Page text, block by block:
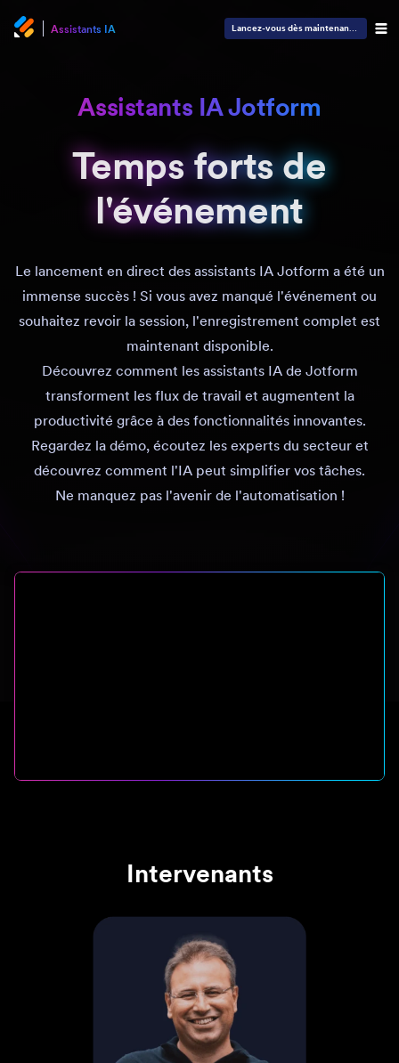
Assistants IA Lancez-vous dès maintenant— C'est
Assistants IA Jotform
Temps forts de
l'événement
Temps forts de
l'événement
Le lancement en direct des assistants IA Jotform a été un
immense succès ! Si vous avez manqué l'événement ou
souhaitez revoir la session, l'enregistrement complet est
maintenant disponible.
Découvrez comment les assistants IA de Jotform
transforment les flux de travail et augmentent la
productivité grâce à des fonctionnalités innovantes.
Regardez la démo, écoutez les experts du secteur et
découvrez comment l'IA peut simplifier vos tâches.
Ne manquez pas l'avenir de l'automatisation !
Intervenants